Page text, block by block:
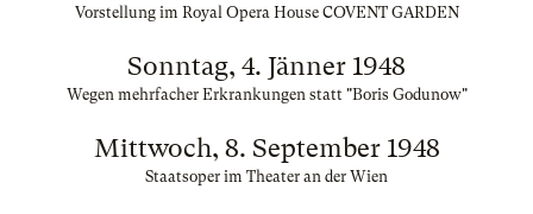
Vorstellung im Royal Opera House COVENT GARDEN
Sonntag, 4. Jänner 1948
Wegen mehrfacher Erkrankungen statt "Boris Godunow"
Mittwoch, 8. September 1948
Staatsoper im Theater an der Wien